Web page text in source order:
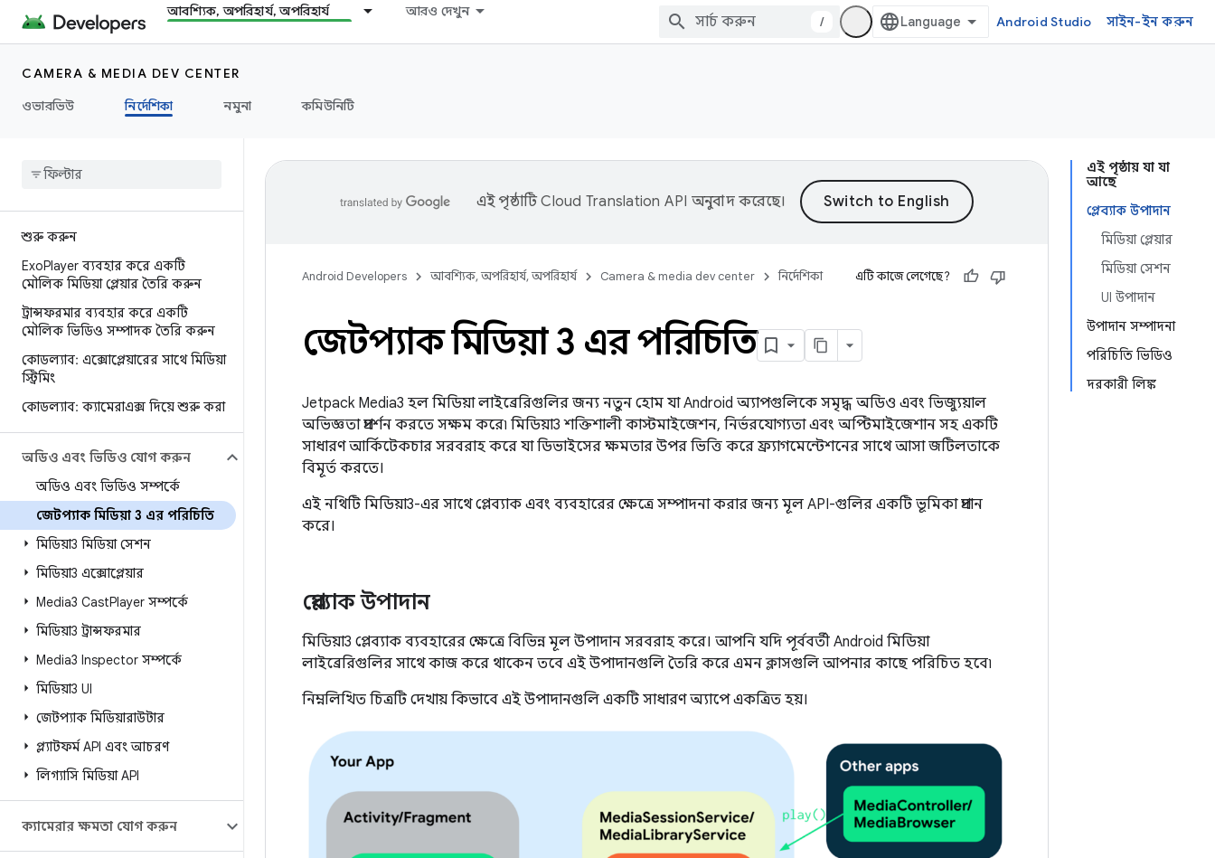
আবশ্যিক, অপরিহার্য, অপরিহার্য আরও দেখুন
/ Android Studio সাইন-ইন করুন
CAMERA & MEDIA DEV CENTER
ওভারভিউ
নির্দেশিকা নমুনা কমিউনিটি
শুরু করুন
ExoPlayer ব্যবহার করে একটি
মৌলিক মিডিয়া প্লেয়ার তৈরি করুন
ট্রান্সফরমার ব্যবহার করে একটি
মৌলিক ভিডিও সম্পাদক তৈরি করুন
কোডল্যাব: এক্সোপ্লেয়ারের সাথে মিডিয়া
স্ট্রিমিং
কোডল্যাব: ক্যামেরাএক্স দিয়ে শুরু করা
অডিও এবং ভিডিও যোগ করুন
অডিও এবং ভিডিও সম্পর্কে
জেটপ্যাক মিডিয়া 3 এর পরিচিতি
মিডিয়া3 মিডিয়া সেশন
মিডিয়া3 এক্সোপ্লেয়ার
Media3 CastPlayer সম্পর্কে
মিডিয়া3 ট্রান্সফরমার
Media3 Inspector সম্পর্কে
মিডিয়া3 UI
জেটপ্যাক মিডিয়ারাউটার
প্ল্যাটফর্ম API এবং আচরণ
লিগ্যাসি মিডিয়া API
ক্যামেরার ক্ষমতা যোগ করুন
এই পৃষ্ঠায় যা যা
আছে
প্লেব্যাক উপাদান
মিডিয়া প্লেয়ার
মিডিয়া সেশন
UI উপাদান
উপাদান সম্পাদনা
পরিচিতি ভিডিও
দরকারী লিঙ্ক
এই পৃষ্ঠাটিCloud Translation API অনুবাদ করেছে।
Android Developers আবশ্যিক, অপরিহার্য, অপরিহার্য Camera & media dev center নির্দেশিকা এটি কাজে লেগেছে?
জেটপ্যাক মিডিয়া 3 এর পরিচিতি
Jetpack Media3 হল মিডিয়া লাইব্রেরিগুলির জন্য নতুন হোম যা Android অ্যাপগুলিকে সমৃদ্ধ অডিও এবং ভিজ্যুয়াল
অভিজ্ঞতা প্রদর্শন করতে সক্ষম করে৷ মিডিয়া3 শক্তিশালী কাস্টমাইজেশন, নির্ভরযোগ্যতা এবং অপ্টিমাইজেশান সহ একটি
সাধারণ আর্কিটেকচার সরবরাহ করে যা ডিভাইসের ক্ষমতার উপর ভিত্তি করে ফ্র্যাগমেন্টেশনের সাথে আসা জটিলতাকে
বিমূর্ত করতে।
এই নথিটি মিডিয়া3-এর সাথে প্লেব্যাক এবং ব্যবহারের ক্ষেত্রে সম্পাদনা করার জন্য মূল API-গুলির একটি ভূমিকা প্রদান
করে।
প্লেব্যাক উপাদান
মিডিয়া3 প্লেব্যাক ব্যবহারের ক্ষেত্রে বিভিন্ন মূল উপাদান সরবরাহ করে। আপনি যদি পূর্ববর্তী Android মিডিয়া
লাইব্রেরিগুলির সাথে কাজ করে থাকেন তবে এই উপাদানগুলি তৈরি করে এমন ক্লাসগুলি আপনার কাছে পরিচিত হবে৷
নিম্নলিখিত চিত্রটি দেখায় কিভাবে এই উপাদানগুলি একটি সাধারণ অ্যাপে একত্রিত হয়।